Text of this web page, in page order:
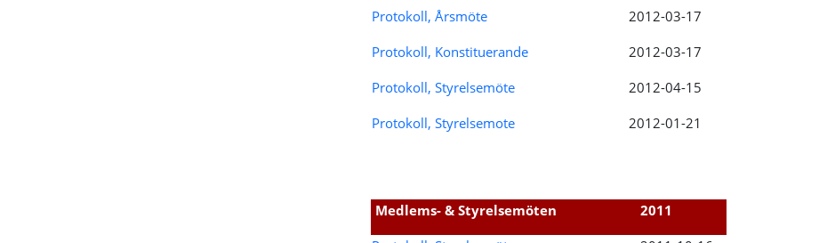
Protokoll, Årsmöte
2012-03-17
Protokoll, Konstituerande
2012-03-17
Protokoll, Styrelsemöte
2012-04-15
Protokoll, Styrelsemote
2012-01-21
Medlems- & Styrelsemöten
2011